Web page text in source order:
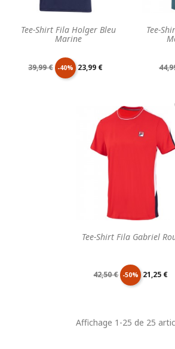
Tee-Shirt Fila Holger Bleu
Marine
Prix
39,99 € -40% Prix
23,99 €
Tee-
Prix
base
Tee-Shirt Fila Gabriel
Prix
base
42,50 € -50% Prix
21,25 €
Affichage 1-25 de 25